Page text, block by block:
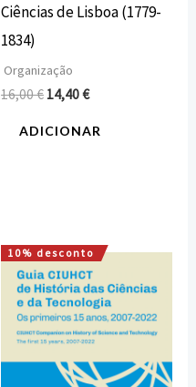
Ciências de Lisboa (1779-
1834)
Organização
16,00€ 14,40€
ADICIONAR
10% desconto
O
preço
original
era:
18,00 €.
O
preço
atual
é:
16,20 €.